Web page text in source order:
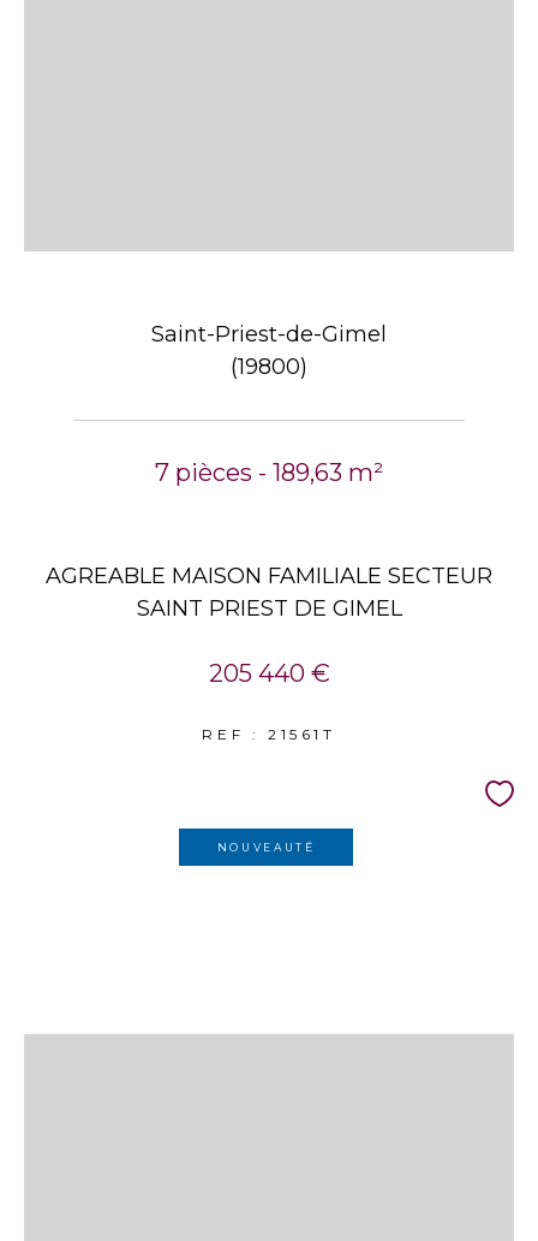
Saint-Priest-de-Gimel
(19800)
7 pièces - 189,63 m²
AGREABLE MAISON FAMILIALE SECTEUR
SAINT PRIEST DE GIMEL
205 440 €
REF : 21561T
NOUVEAUTÉ